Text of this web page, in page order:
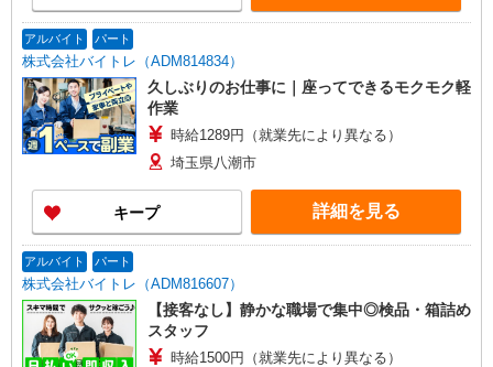
アルバイト パート
株式会社バイトレ（ADM814834）
久しぶりのお仕事に｜座ってできるモクモク軽
作業
時給1289円（就業先により異なる）
埼玉県八潮市
キープ 詳細を見る
アルバイト パート
株式会社バイトレ（ADM816607）
【接客なし】静かな職場で集中◎検品・箱詰め
スタッフ
時給1500円（就業先により異なる）